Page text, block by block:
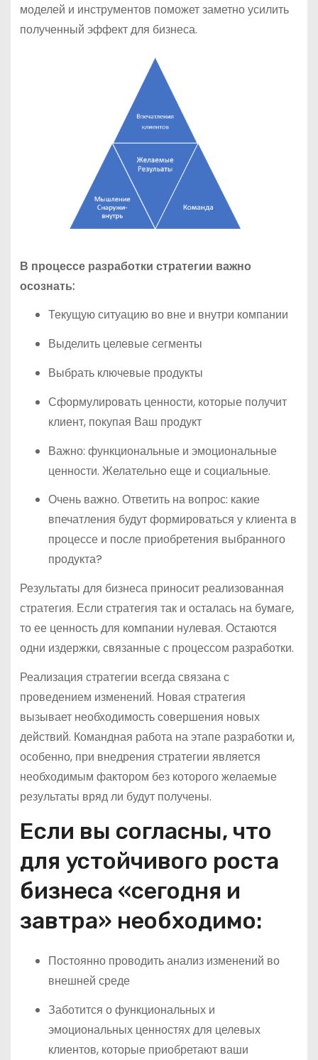
моделей и инструментов поможет заметно усилить
полученный эффект для бизнеса.
В процессе разработки стратегии важно
осознать:
Текущую ситуацию во вне и внутри компании
Выделить целевые сегменты
Выбрать ключевые продукты
Сформулировать ценности, которые получит
клиент, покупая Ваш продукт
Важно: функциональные и эмоциональные
ценности. Желательно еще и социальные.
Очень важно. Ответить на вопрос: какие
впечатления будут формироваться у клиента в
процессе и после приобретения выбранного
продукта?
Результаты для бизнеса приносит реализованная
стратегия. Если стратегия так и осталась на бумаге,
то ее ценность для компании нулевая. Остаются
одни издержки, связанные с процессом разработки.
Реализация стратегии всегда связана с
проведением изменений. Новая стратегия
вызывает необходимость совершения новых
действий. Командная работа на этапе разработки и,
особенно, при внедрения стратегии является
необходимым фактором без которого желаемые
результаты вряд ли будут получены.
Если вы согласны, что
для устойчивого роста
бизнеса «сегодня и
завтра» необходимо:
Постоянно проводить анализ изменений во
внешней среде
Заботится о функциональных и
эмоциональных ценностях для целевых
клиентов, которые приобретают ваши